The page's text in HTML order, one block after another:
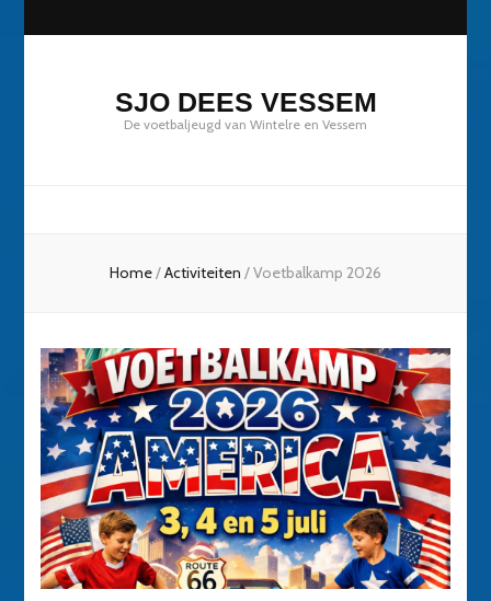
SJO DEES VESSEM
De voetbaljeugd van Wintelre en Vessem
Home/Activiteiten /Voetbalkamp 2026